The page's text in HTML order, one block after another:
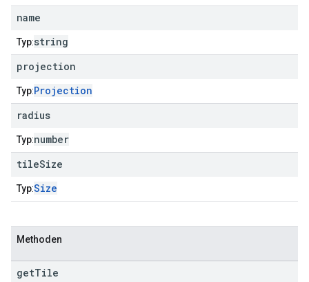
name
Typ:string
projection
Typ:Projection
radius
Typ:number
tileSize
Typ:Size
Methoden
getTile